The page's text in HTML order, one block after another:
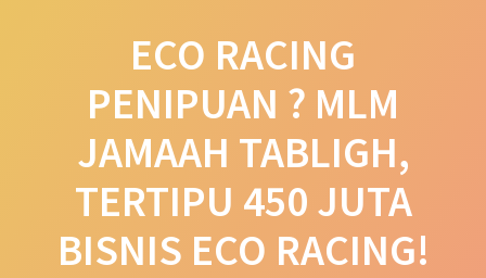
ECO RACING
PENIPUAN ? MLM
JAMAAH TABLIGH,
TERTIPU 450 JUTA
BISNIS ECO RACING!